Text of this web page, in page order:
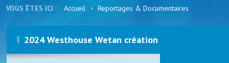
VOUS ÊTES ICI : Accueil Reportages & Documentaires
2024 Westhouse Wetan création